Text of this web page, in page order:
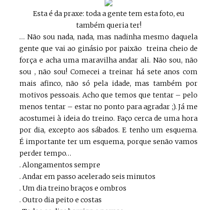
Esta é da praxe: toda a gente tem esta foto, eu
também queria ter!
… Não sou nada, nada, mas nadinha mesmo daquela
gente que vai ao ginásio por paixão treina cheio de
força e acha uma maravilha andar ali. Não sou, não
sou , não sou! Comecei a treinar há sete anos com
mais afinco, não só pela idade, mas também por
motivos pessoais. Acho que temos que tentar – pelo
menos tentar – estar no ponto para agradar ;). Já me
acostumei à ideia do treino. Faço cerca de uma hora
por dia, excepto aos sábados. E tenho um esquema.
É importante ter um esquema, porque senão vamos
perder tempo…
. Alongamentos sempre
. Andar em passo acelerado seis minutos
. Um dia treino braços e ombros
. Outro dia peito e costas